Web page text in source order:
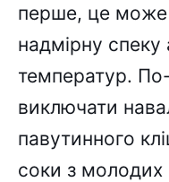
перше, це може
надмірну спеку
температур.
виключати
павутинного
соки з молодих